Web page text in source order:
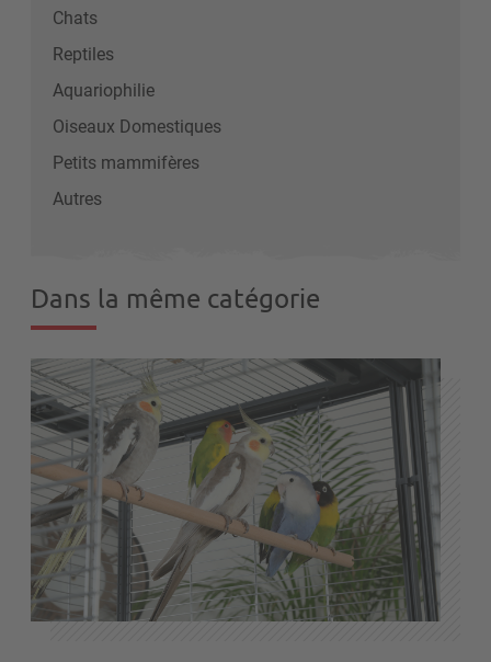
Chats
Reptiles
Aquariophilie
Oiseaux Domestiques
Petits mammifères
Autres
Dans la même catégorie